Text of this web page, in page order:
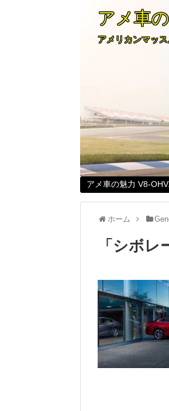
アメ車
アメリカンマッ
アメ車の魅力 V8-
ホーム
「 シボレ